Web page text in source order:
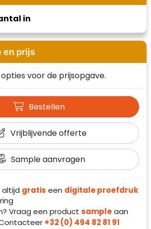
in
en prijs
voor de prijsopgave.
Bestellen
Vrijblijvende offerte
Sample aanvragen
gratis een digitale proefdruk
Vraag een product sampleaan
+32 (0) 494 82 81 91
laten zien hoe een
algemeen aan de behoeften